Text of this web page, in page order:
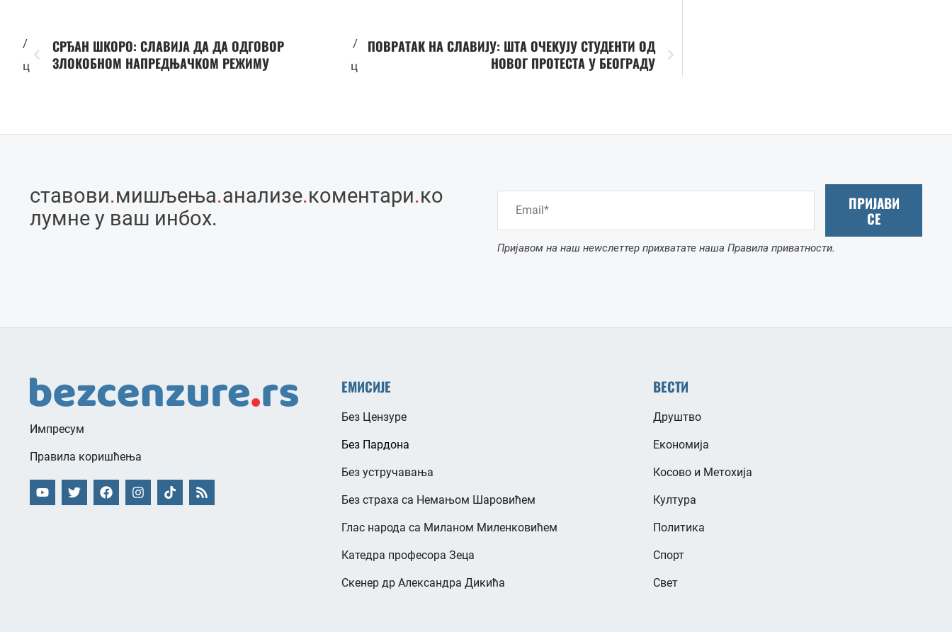
/
ц
СРЂАН ШКОРО: СЛАВИЈА ДА ДА ОДГОВОР
ЗЛОКОБНОМ НАПРЕДЊАЧКОМ РЕЖИМУ
/
ц
ПОВРАТАК НА СЛАВИЈУ: ШТА ОЧЕКУЈУ СТУДЕНТИ ОД
НОВОГ ПРОТЕСТА У БЕОГРАДУ
ставови.мишљења.анализе.коментари.ко
лумне у ваш инбоx.
ПРИЈАВИ
СЕ
Пријавом на наш неwслеттер прихватате наша Правила приватности.
Импресум
Правила коришћења
ЕМИСИЈЕ
Без Цензуре
Без Пардона
Без устручавања
Без страха са Немањом Шаровићем
Глас народа са Миланом Миленковићем
Катедра професора Зеца
Скенер др Александра Дикића
ВЕСТИ
Друштво
Економија
Косово и Метохија
Култура
Политика
Спорт
Свет